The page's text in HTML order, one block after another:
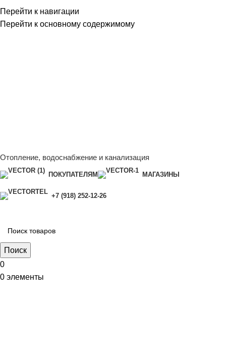
Перейти к навигации
Перейти к основному содержимому
Отопление, водоснабжение и канализация
ПОКУПАТЕЛЯМ МАГАЗИНЫ
+7 (918) 252-12-26
Поиск
0
0 элементы